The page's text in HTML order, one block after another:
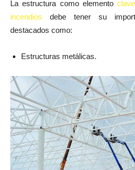
La estructura como elemento
incendios debe tener su
destacados como:
Estructuras metálicas.